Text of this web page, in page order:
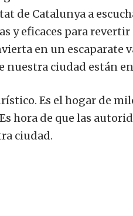
de Catalunya a
y eficaces para
en un escaparate
nuestra ciudad están
Es el hogar de
hora de que las
ciudad.